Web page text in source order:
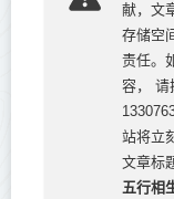
献，文
存储空
责任。
容， 请
站将立
文章标
五行相